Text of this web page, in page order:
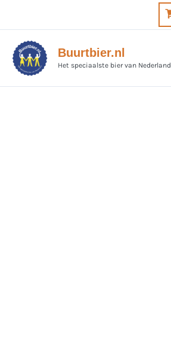
inhoud
Buurtbier.nl
Het speciaalste bier van Nederland